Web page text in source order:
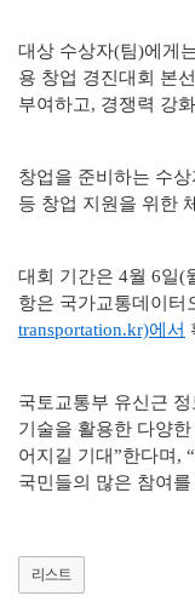
대상 수상자(팀)에게
용 창업 경진대회 본
부여하고, 경쟁력 강
창업을 준비하는 수
등 창업 지원을 위한
대회 기간은 4월 6일(
항은 국가교통데이터
transportation.kr)에서
국토교통부 유신근
기술을 활용한 다양
어지길 기대”한다며,
국민들의 많은 참여
리스트